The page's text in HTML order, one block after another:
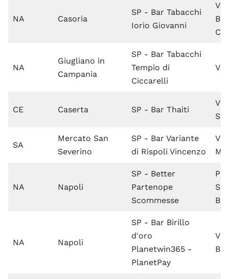
NA Casoria
SP - Bar Tabacchi
Iorio Giovanni
Via
NA
Giugliano in
Campania
SP - Bar Tabacchi
Tempio di
Ciccarelli
CE Caserta SP - Bar Thaiti
SA
Mercato San
Severino
SP - Bar Variante
di Rispoli Vincenzo
NA Napoli
SP - Better
Partenope
Scommesse
NA Napoli
SP - Bar Birillo
d'oro
Planetwin365 -
PlanetPay